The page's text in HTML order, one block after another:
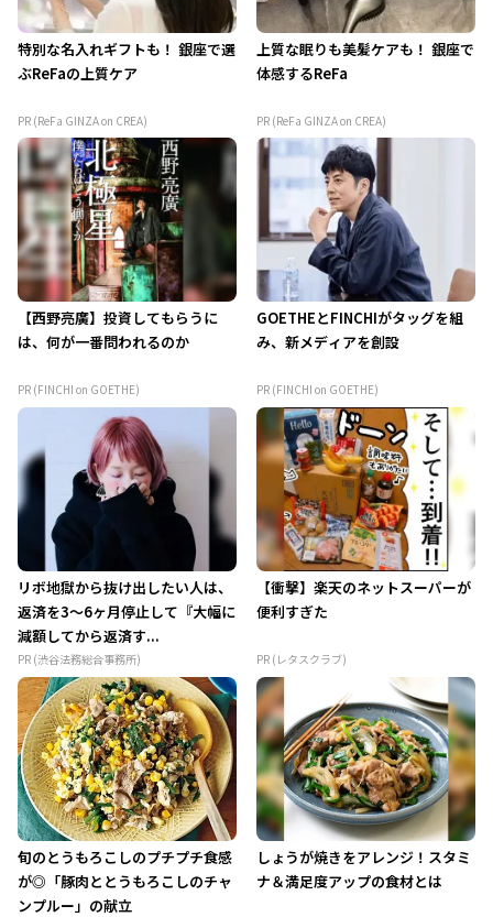
特別な名入れギフトも！ 銀座で選
ぶReFaの上質ケア
PR (ReFa GINZA on CREA)
上質な眠りも美髪ケアも！ 銀座で
体感するReFa
PR (ReFa GINZA on CREA)
【西野亮廣】投資してもらうに
は、何が一番問われるのか
PR (FINCHI on GOETHE)
GOETHEとFINCHIがタッグを組
み、新メディアを創設
PR (FINCHI on GOETHE)
リボ地獄から抜け出したい人は、
返済を3～6ヶ月停止して『大幅に
減額してから返済す...
PR (渋谷法務総合事務所)
【衝撃】楽天のネットスーパーが
便利すぎた
PR (レタスクラブ)
旬のとうもろこしのプチプチ食感
が◎「豚肉ととうもろこしのチャ
ンプルー」の献立
しょうが焼きをアレンジ！スタミ
ナ＆満足度アップの食材とは